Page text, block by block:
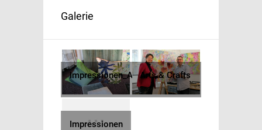
Galerie
Impressionen_AngebotArts & Crafts
Impressionen